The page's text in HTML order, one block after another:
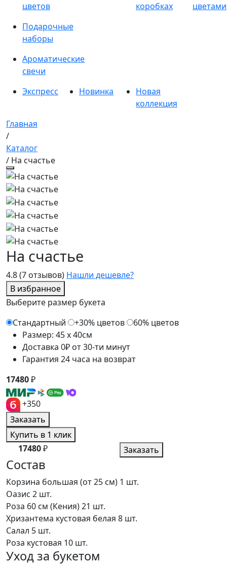
цветов
коробках
цветами
Подарочные
наборы
Ароматические
свечи
Экспресс
Новинка
Новая
коллекция
Главная
/
Каталог
/ На счастье
4.8(7 отзывов) Нашли дешевле?
В избранное
На счастье
Выберите размер букета
Стандартный
+30% цветов
60% цветов
Размер: 45 x 40см
Доставка 0₽ от 30-ти минут
Гарантия 24 часа на возврат
17480₽
+350
Заказать
Купить в 1 клик
17480₽ Заказать
Состав
Корзина большая (от 25 см) 1 шт.
Оазис 2 шт.
Роза 60 см (Кения)21 шт.
Хризантема кустовая белая 8 шт.
Салал 5 шт.
Роза кустовая 10 шт.
Уход за букетом